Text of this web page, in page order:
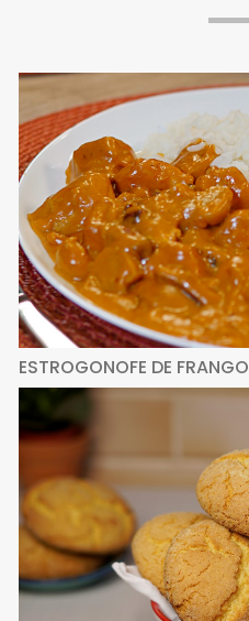
ESTROGONOFE DE FRANGO